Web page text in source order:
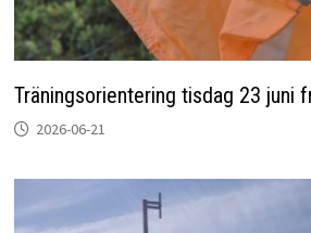
Träningsorientering tisdag 23 juni
2026-06-21